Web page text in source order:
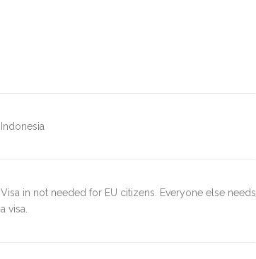
Indonesia
Visa in not needed for EU citizens. Everyone else needs
a visa.